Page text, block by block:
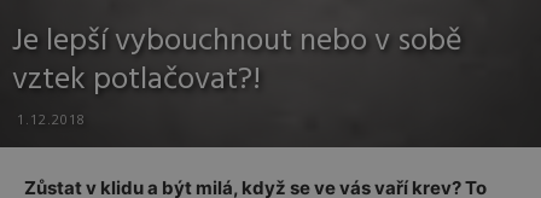
Je lepší vybouchnout nebo v sobě
vztek potlačovat?!
1.12.2018
Zůstat v klidu a být milá, když se ve vás vaří krev? To